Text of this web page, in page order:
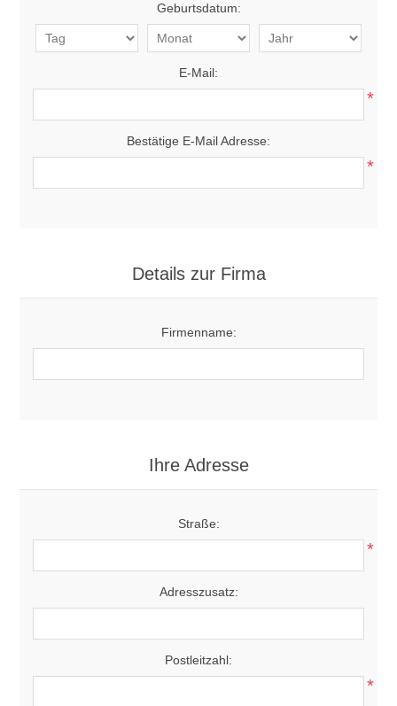
Geburtsdatum:
E-Mail:
*
Bestätige E-Mail Adresse:
*
Details zur Firma
Firmenname:
Ihre Adresse
Straße:
*
Adresszusatz:
Postleitzahl:
*